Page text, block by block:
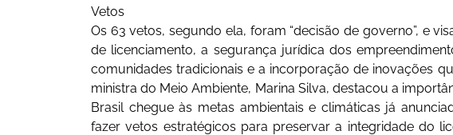
Vetos
Os 63 vetos, segundo ela, foram “decisão de governo”, e
de licenciamento, a segurança jurídica dos
comunidades tradicionais e a incorporação de inovações
ministra do Meio Ambiente, Marina Silva, destacou a
Brasil chegue às metas ambientais e climáticas já
fazer vetos estratégicos para preservar a integridade do